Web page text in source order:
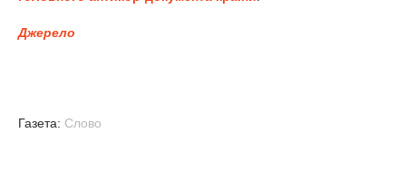
Джерело
Газета: Слово